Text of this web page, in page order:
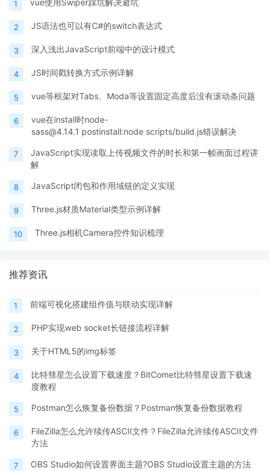
1
2 JS语法也可以有C#的switch表达式
3 深入浅出JavaScript前端中的设计模式
4 JS时间戳转换方式示例详解
5 vue等框架对Tabs、Moda等设置固定高度后没有滚动条问题
6
vue在install时node-
sass@4.14.1 postinstall:node scripts/build.js错误解决
7
JavaScript实现读取上传视频文件的时长和第一帧画面过程讲
解
8 JavaScript闭包和作用域链的定义实现
9 Three.js材质Material类型示例详解
10 Three.js相机Camera控件知识梳理
推荐资讯
1 前端可视化搭建组件值与联动实现详解
2 PHP实现web socket长链接流程详解
3 关于HTML5的img标签
4
比特彗星怎么设置下载速度？BitComet比特彗星设置下载速
度教程
5 Postman怎么恢复备份数据？Postman恢复备份数据教程
6
FileZilla怎么允许续传ASCII文件？FileZilla允许续传ASCII文件
方法
7 OBS Studio如何设置界面主题?OBS Studio设置主题的方法